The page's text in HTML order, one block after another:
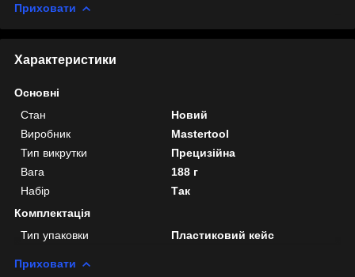
Приховати
Характеристики
Основні
Стан
Новий
Виробник
Mastertool
Тип викрутки
Прецизійна
Вага
188 г
Набір
Так
Комплектація
Тип упаковки
Пластиковий кейс
Приховати